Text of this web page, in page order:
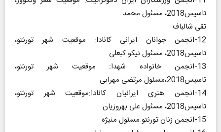
تاسیس2018، مسئول محمد
تقی شالباف
12-انجمن جوانان ایرانی کانادا: موقعیت شهر تورنتو،
تاسیس2018، مسئول نیکو کبعلی
13-انجمن خانواده شهدا: موقعیت شهر تورنتو،
تاسیس2018،مسئول مرتضی مهرابی
14-انجمن هنری ایرانیان کانادا:موقعیت شهر تورنتو،
تاسیس2018، مسئول علی بهروزیان
15-انجمن زنان تورنتو:مسئول منیژه